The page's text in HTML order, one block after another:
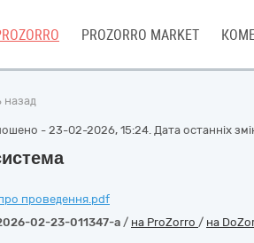
PROZORRO MARKET
назад
- 23-02-2026, 15:24. Дата останніх
проведення.pdf
02-23-011347-a / на ProZorro / на